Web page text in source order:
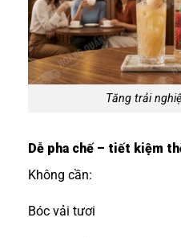
Tăng trải
Dễ pha chế – tiết kiệm
Không cần:
Bóc vải tươi